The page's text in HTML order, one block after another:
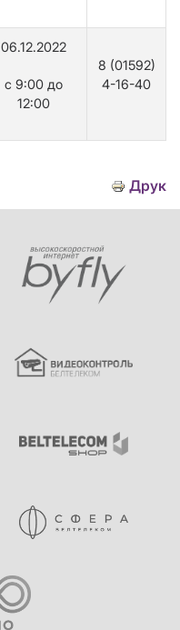
06.12.2022
с 9:00 до
12:00
8 (01592)
4-16-40
Друк